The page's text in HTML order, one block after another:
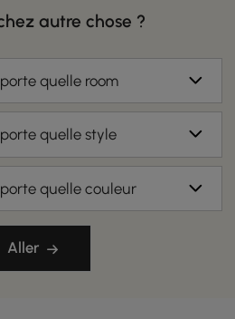
autre chose ?
quelle room
quelle style
quelle couleur
Aller